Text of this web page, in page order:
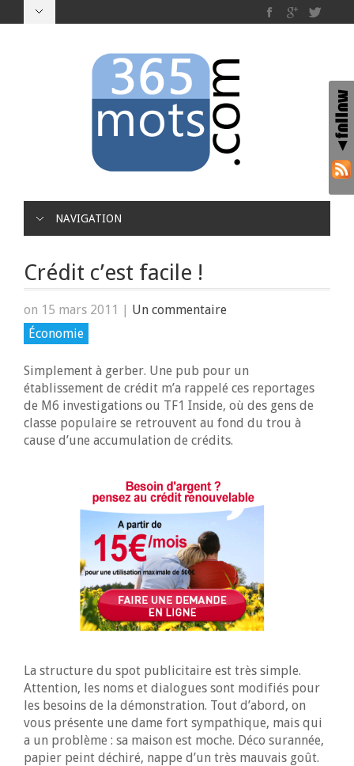
NAVIGATION
Crédit c’est facile !
on 15 mars 2011 | Un commentaire
Économie
Simplement à gerber. Une pub pour un
établissement de crédit m’a rappelé ces reportages
de M6 investigations ou TF1 Inside, où des gens de
classe populaire se retrouvent au fond du trou à
cause d’une accumulation de crédits.
La structure du spot publicitaire est très simple.
Attention, les noms et dialogues sont modifiés pour
les besoins de la démonstration. Tout d’abord, on
vous présente une dame fort sympathique, mais qui
a un problème : sa maison est moche. Déco surannée,
papier peint déchiré, nappe d’un très mauvais goût.